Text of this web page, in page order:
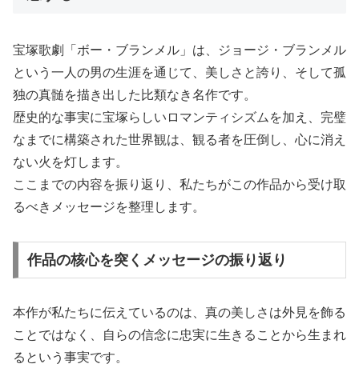
宝塚歌劇「ボー・ブランメル」は、ジョージ・ブランメル
という一人の男の生涯を通じて、美しさと誇り、そして孤
独の真髄を描き出した比類なき名作です。
歴史的な事実に宝塚らしいロマンティシズムを加え、完璧
なまでに構築された世界観は、観る者を圧倒し、心に消え
ない火を灯します。
ここまでの内容を振り返り、私たちがこの作品から受け取
るべきメッセージを整理します。
作品の核心を突くメッセージの振り返り
本作が私たちに伝えているのは、真の美しさは外見を飾る
ことではなく、自らの信念に忠実に生きることから生まれ
るという事実です。